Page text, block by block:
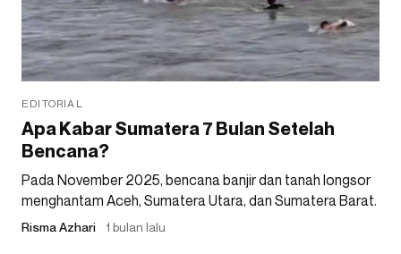
EDITORIAL
Apa Kabar Sumatera 7 Bulan Setelah
Bencana?
Pada November 2025, bencana banjir dan tanah longsor
menghantam Aceh, Sumatera Utara, dan Sumatera Barat.
Risma Azhari 1 bulan lalu